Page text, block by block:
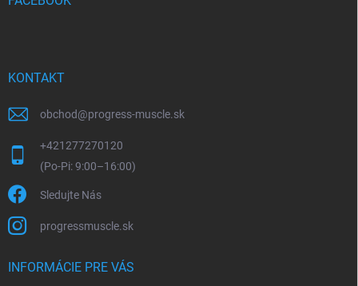
KONTAKT
obchod@progress-muscle.sk
+421277270120
Sledujte Nás
progressmuscle.sk
INFORMÁCIE PRE VÁS